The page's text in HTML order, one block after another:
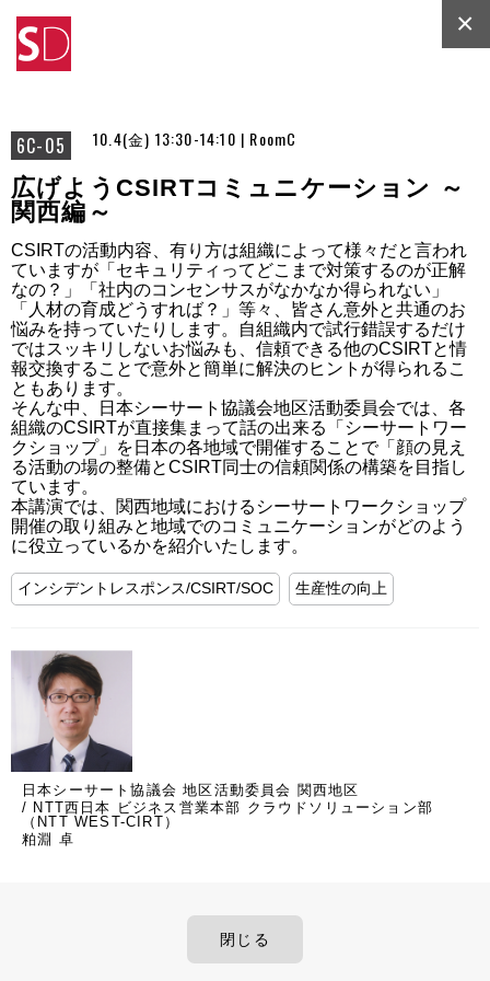
6C-05 10.4(金) 13:30-14:10 | RoomC
×
広げようCSIRTコミュニケーション ～
関西編～
CSIRTの活動内容、有り方は組織によって様々だと言われ
ていますが「セキュリティってどこまで対策するのが正解
なの？」「社内のコンセンサスがなかなか得られない」
「人材の育成どうすれば？」等々、皆さん意外と共通のお
悩みを持っていたりします。自組織内で試行錯誤するだけ
ではスッキリしないお悩みも、信頼できる他のCSIRTと情
報交換することで意外と簡単に解決のヒントが得られるこ
ともあります。
そんな中、日本シーサート協議会地区活動委員会では、各
組織のCSIRTが直接集まって話の出来る「シーサートワー
クショップ」を日本の各地域で開催することで「顔の見え
る活動の場の整備とCSIRT同士の信頼関係の構築を目指し
ています。
本講演では、関西地域におけるシーサートワークショップ
開催の取り組みと地域でのコミュニケーションがどのよう
に役立っているかを紹介いたします。
インシデントレスポンス/CSIRT/SOC 生産性の向上
日本シーサート協議会 地区活動委員会 関西地区
/ NTT西日本 ビジネス営業本部 クラウドソリューション部
（NTT WEST-CIRT）
粕淵 卓
閉じる